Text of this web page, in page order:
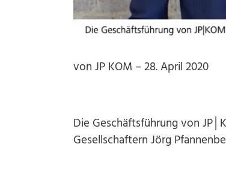
von JP KOM – 28. April 2020
Die Geschäftsführung von
Gesellschaftern Jörg